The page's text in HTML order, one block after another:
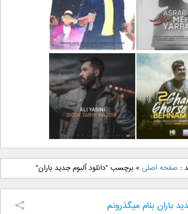
جدید مهدی
بنام اسرار
دانلود آهنگ جدید فرزاد
فرزین بنام آتیش
جدید بهنام
قرص قمر 2
دانلود آهنگ جدید علی
یاسینی بنام دورترین نزدیک
:صفحه اصلی »برچسب "دانلود آلبوم جدید باران"
باران بنام میگذرونم